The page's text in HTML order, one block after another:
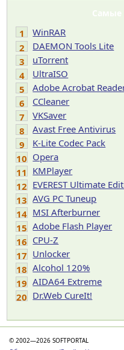
Самые
1
WinRAR
2
DAEMON Tools Lite
3
uTorrent
4
UltraISO
5
Adobe Acrobat
6
CCleaner
7
VKSaver
8
Avast Free Antivirus
9
K-Lite Codec Pack
10 Opera
11 KMPlayer
12 EVEREST Ultimate
13 AVG PC Tuneup
14 MSI Afterburner
15 Adobe Flash Player
16 CPU-Z
17 Unlocker
18 Alcohol 120%
19 AIDA64 Extreme
20 Dr.Web CureIt!
© 2002—2026 SOFTPORTAL